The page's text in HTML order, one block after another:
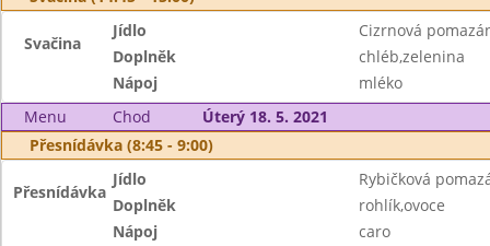
Svačina
Jídlo
Cizrnová
Doplněk
chléb,zelenina
Nápoj
mléko
Menu
Chod
Úterý 18. 5. 2021
Přesnídávka (8:45 - 9:00)
Přesnídávka
Jídlo
Rybičková
Doplněk
rohlík,ovoce
Nápoj
caro